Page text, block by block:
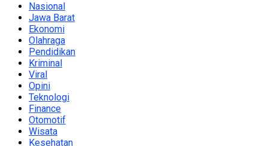
Nasional
Jawa Barat
Ekonomi
Olahraga
Pendidikan
Kriminal
Viral
Opini
Teknologi
Finance
Otomotif
Wisata
Kesehatan